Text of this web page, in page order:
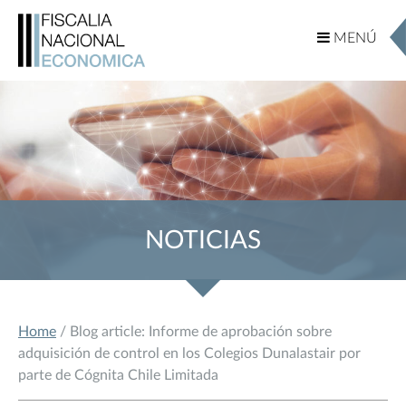
MENÚ
MENÚ
NOTICIAS
Home / Blog article: Informe de aprobación sobre
adquisición de control en los Colegios Dunalastair por
parte de Cógnita Chile Limitada